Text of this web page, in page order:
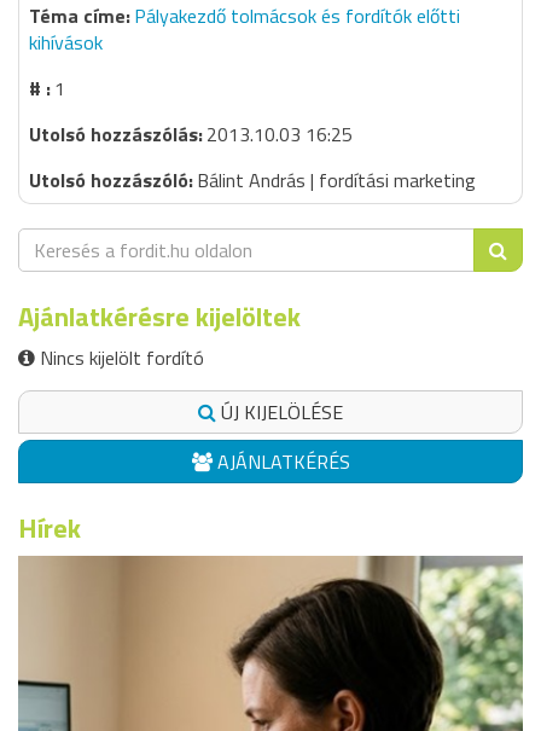
Pályakezdő tolmácsok és fordítók előtti
kihívások
1
2013.10.03 16:25
Bálint András | fordítási marketing
Ajánlatkérésre kijelöltek
Nincs kijelölt fordító
ÚJ KIJELÖLÉSE
AJÁNLATKÉRÉS
Hírek